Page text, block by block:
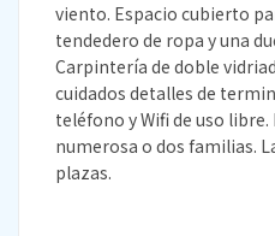
viento. Espacio cubierto
tendedero de ropa y una
Carpintería de doble
cuidados detalles de
teléfono y Wifi de uso
numerosa o dos familias.
plazas.